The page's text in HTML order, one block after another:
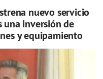
nuevo servicio
una inversión de
y equipamiento